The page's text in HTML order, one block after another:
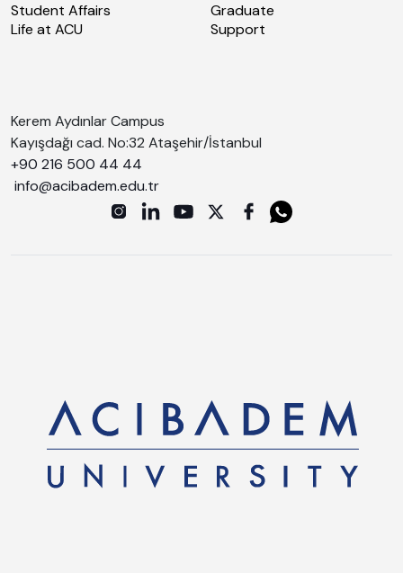
Student Affairs
Life at ACU
Graduate
Support
Kerem Aydınlar Campus
Kayışdağı cad. No:32 Ataşehir/İstanbul
+90 216 500 44 44
info@acibadem.edu.tr